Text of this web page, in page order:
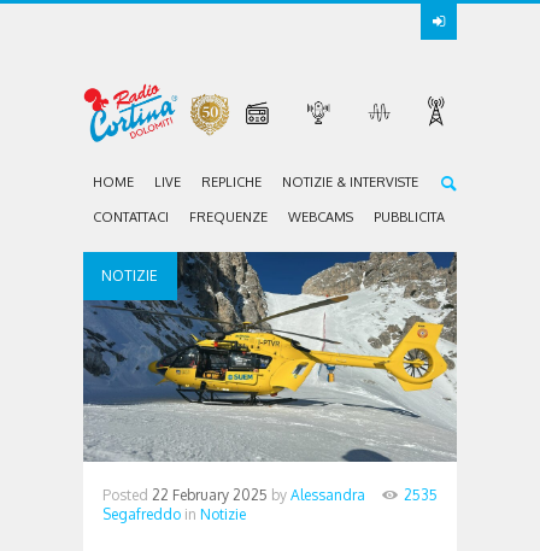
HOME LIVE REPLICHE NOTIZIE & INTERVISTE
CONTATTACI FREQUENZE WEBCAMS PUBBLICITA
NOTIZIE
Posted 22 February 2025 by Alessandra
Segafreddo in Notizie
2535